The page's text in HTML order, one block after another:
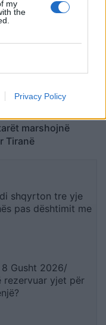
my
the
Privacy Policy
vënë situatën
marshojnë
Tiranë
shqyrton tre yje
pas dështimit me
Gusht 2026/
rezervuar yjet për